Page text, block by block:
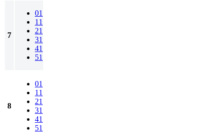
7
01
11
21
31
41
51
8
01
11
21
31
41
51